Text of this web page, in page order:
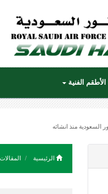
الأطقم الفنية
السعودية منذ انشائه
الرئيسية المقالات